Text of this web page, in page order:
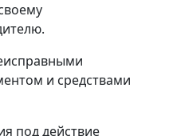
и средствами
под действие